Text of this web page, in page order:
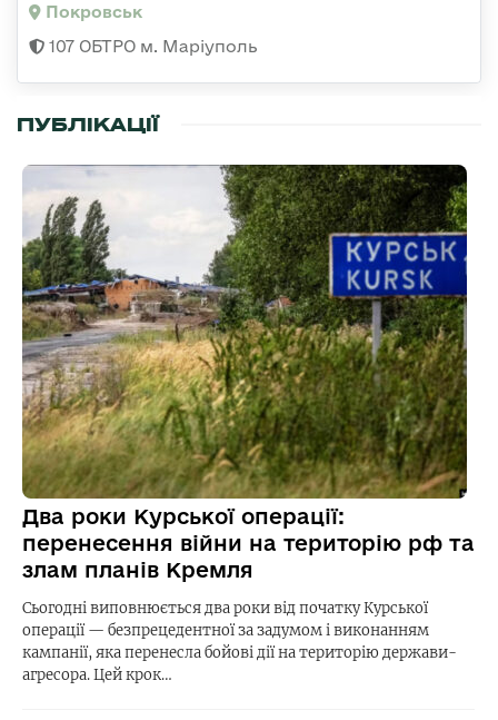
Покровськ
107 ОБТРО м. Маріуполь
ПУБЛІКАЦІЇ
Два роки Курської операції:
перенесення війни на територію рф та
злам планів Кремля
Сьогодні виповнюється два роки від початку Курської
операції — безпрецедентної за задумом і виконанням
кампанії, яка перенесла бойові дії на територію держави-
агресора. Цей крок…